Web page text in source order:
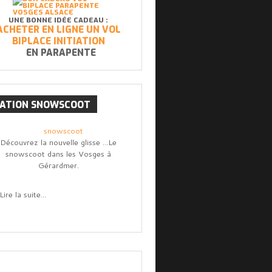
UNE BONNE IDÉE CADEAU :
EN LIGNE UN VOL
BIPLACE INITIATION
EN PARAPENTE
SNOWSCOOT
Découvrez la nouvelle glisse ...Le
snowscoot dans les Vosges à
Gérardmer.
Lire la suite...